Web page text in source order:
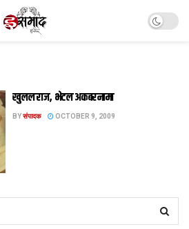
खुलल राज, भेटल अकबरनामा
BYसंपादक OCTOBER 9, 2009